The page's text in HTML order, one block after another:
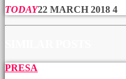
TODAY22 MARCH 2018 4
PRESA